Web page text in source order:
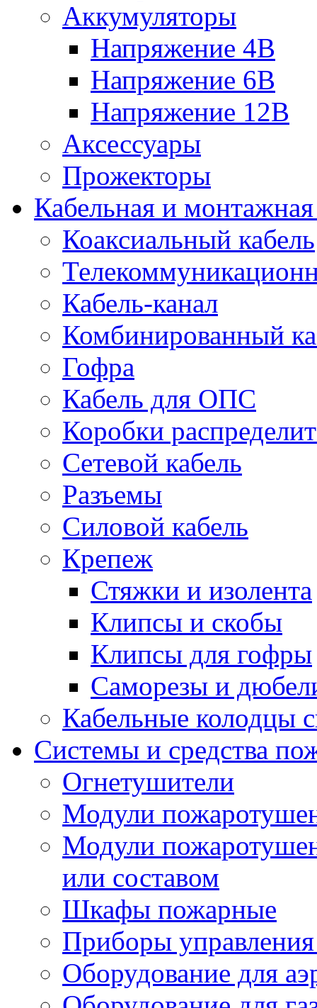
Аккумуляторы
Напряжение 4В
Напряжение 6В
Напряжение 12В
Аксессуары
Прожекторы
Кабельная и
Коаксиальный кабель
Кабель-канал
Комбинированный
Гофра
Кабель для ОПС
Коробки
Сетевой кабель
Разъемы
Силовой кабель
Крепеж
Стяжки и изолента
Клипсы и скобы
Клипсы для гофры
Саморезы и
Кабельные колодцы
Системы и средства
Огнетушители
Модули
Модули
или составом
Шкафы пожарные
Приборы
Оборудование для